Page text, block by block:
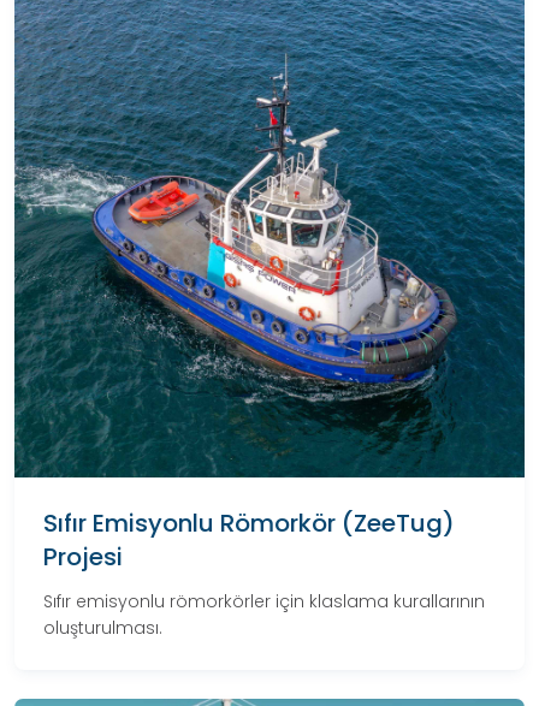
Sıfır Emisyonlu Römorkör (ZeeTug)
Projesi
Sıfır emisyonlu römorkörler için klaslama kurallarının
oluşturulması.